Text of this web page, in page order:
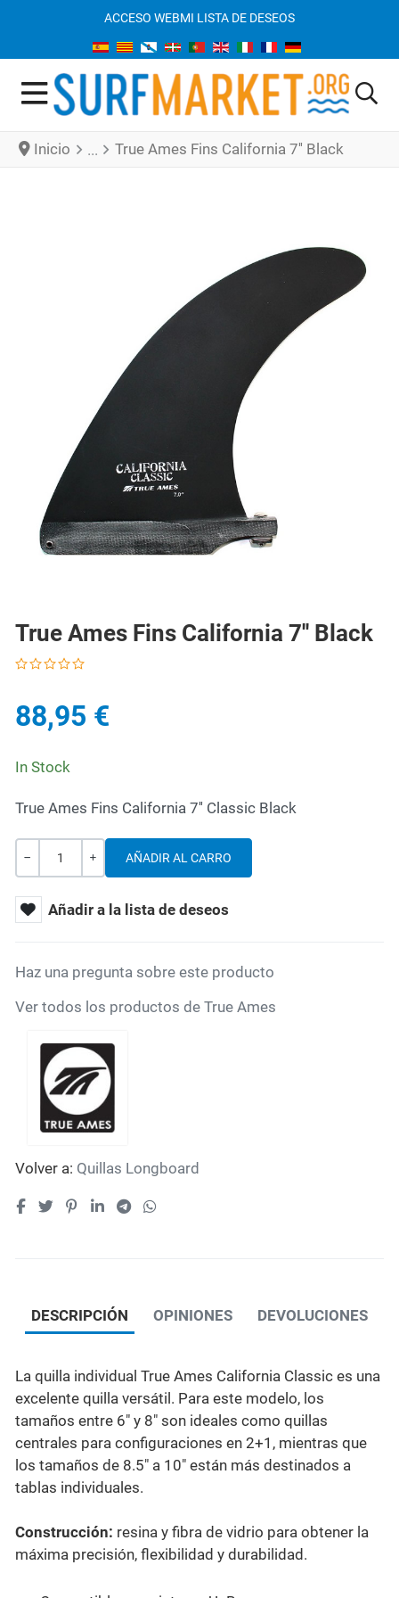
ACCESO WEBMI LISTA DE DESEOS
Inicio True Ames Fins California 7'' Black
True Ames Fins California 7'' Black
88,95 €
In Stock
True Ames Fins California 7'' Classic Black
Cantidad
Añadir a la lista de deseos
Haz una pregunta sobre este producto
Ver todos los productos de True Ames
Volver a: Quillas Longboard
DESCRIPCIÓN OPINIONES DEVOLUCIONES
La quilla individual True Ames California Classic es una
excelente quilla versátil. Para este modelo, los
tamaños entre 6" y 8" son ideales como quillas
centrales para configuraciones en 2+1, mientras que
los tamaños de 8.5" a 10" están más destinados a
tablas individuales.
Construcción: resina y fibra de vidrio para obtener la
máxima precisión, flexibilidad y durabilidad.